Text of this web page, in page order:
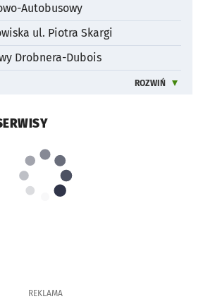
Autobusowy
ul. Piotra Skargi
Drobnera-Dubois
ROZWIŃ
REKLAMA